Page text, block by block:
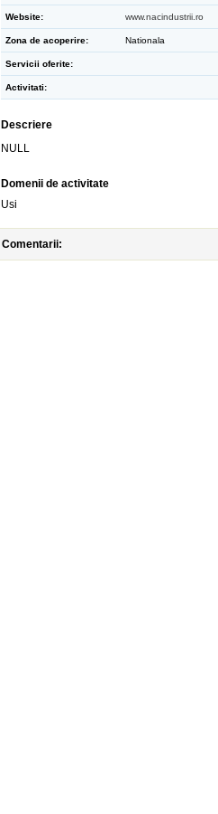
Website: www.nacindustrii.ro
Zona de acoperire: Nationala
Servicii oferite:
Activitati:
Descriere
NULL
Domenii de activitate
Usi
Comentarii: